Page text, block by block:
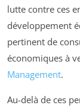
lutte contre ces
développement
pertinent de
économiques à
Management.
Au-delà de ces